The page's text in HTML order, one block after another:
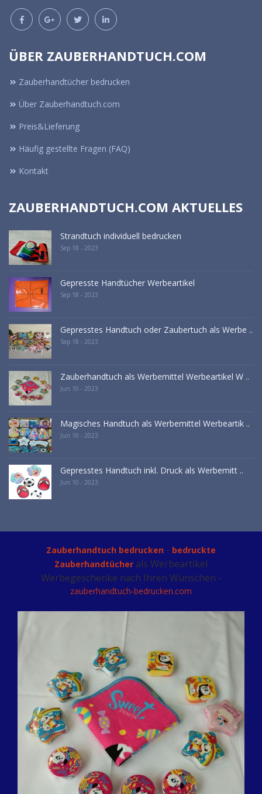
ÜBER ZAUBERHANDTUCH.COM
Zauberhandtücher bedrucken
Über Zauberhandtuch.com
Preis&Lieferung
Häufig gestellte Fragen (FAQ)
Kontakt
ZAUBERHANDTUCH.COM AKTUELLES
Strandtuch individuell bedrucken
Sep 18 - 2023
Gepresste Handtücher Werbeartikel
Sep 18 - 2023
Gepresstes Handtuch oder Zaubertuch als Werbe ..
Sep 18 - 2023
Zauberhandtuch als Werbemittel Werbeartikel W ..
Jun 10 - 2023
Magisches Handtuch als Werbemittel Werbeartik ..
Jun 10 - 2023
Gepresstes Handtuch inkl. Druck als Werbemitt ..
Jun 10 - 2023
Zauberhandtuch bedrucken - bedruckte
Zauberhandtücher als Werbeartikel
Werbegeschenke nach Ihren Wünschen -
zauberhandtuch-bedrucken.com